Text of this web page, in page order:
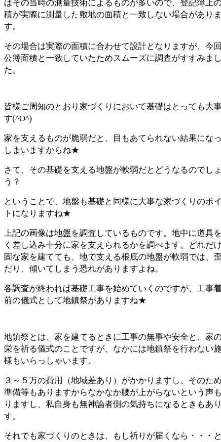
はその当時の測量技術によるものが多いので、登記簿上
積が実際に測量した敷地の面積と一致しない場合があり
す。
その場合は実際の面積に合わせて設計となりますが、今
公簿面積と一致していたためスムーズに調査がすすみま
た。
皆様ご周知のとおり家づくりにおいて基礎はとっても大
す(^O^)
家を支えるものが脆弱だと、目もあてられない結果にな
しまいますからね★
さて、その基礎を支える地盤が軟弱だとどうなるのでし
う？
ということで、地盤も基礎と同様に大事な家づくりのポ
トになりますね★
上記の画像は地盤を調査しているものです。地中に道具
く差し込み十分に家を支えられるかを調べます。どれだ
固な家を建てても、地で支える根底の地盤が軟弱では、
だり、傾いてしまう恐れがありますよね。
各調査が終われば基礎工事を始めていくのですが、工事
前の儀式として地鎮祭がありますね★
地鎮祭とは、家を建てるときに工事の無事や安全と、家
栄を祈る儀式のことですが、なかには地鎮祭を行わない
様もいらっしゃいます。
３～５万の費用（地域差あり）がかかりますし、そのた
準備等もありますからなかなか腰が上がらないという声
りますし、私自身も無神論者側の気持ちになるときもあ
す。
それでも家づくりのときは、もし祈りが届くなら・・・